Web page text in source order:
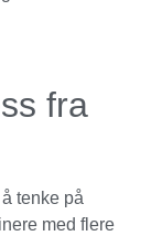
fra
tenke på
med flere